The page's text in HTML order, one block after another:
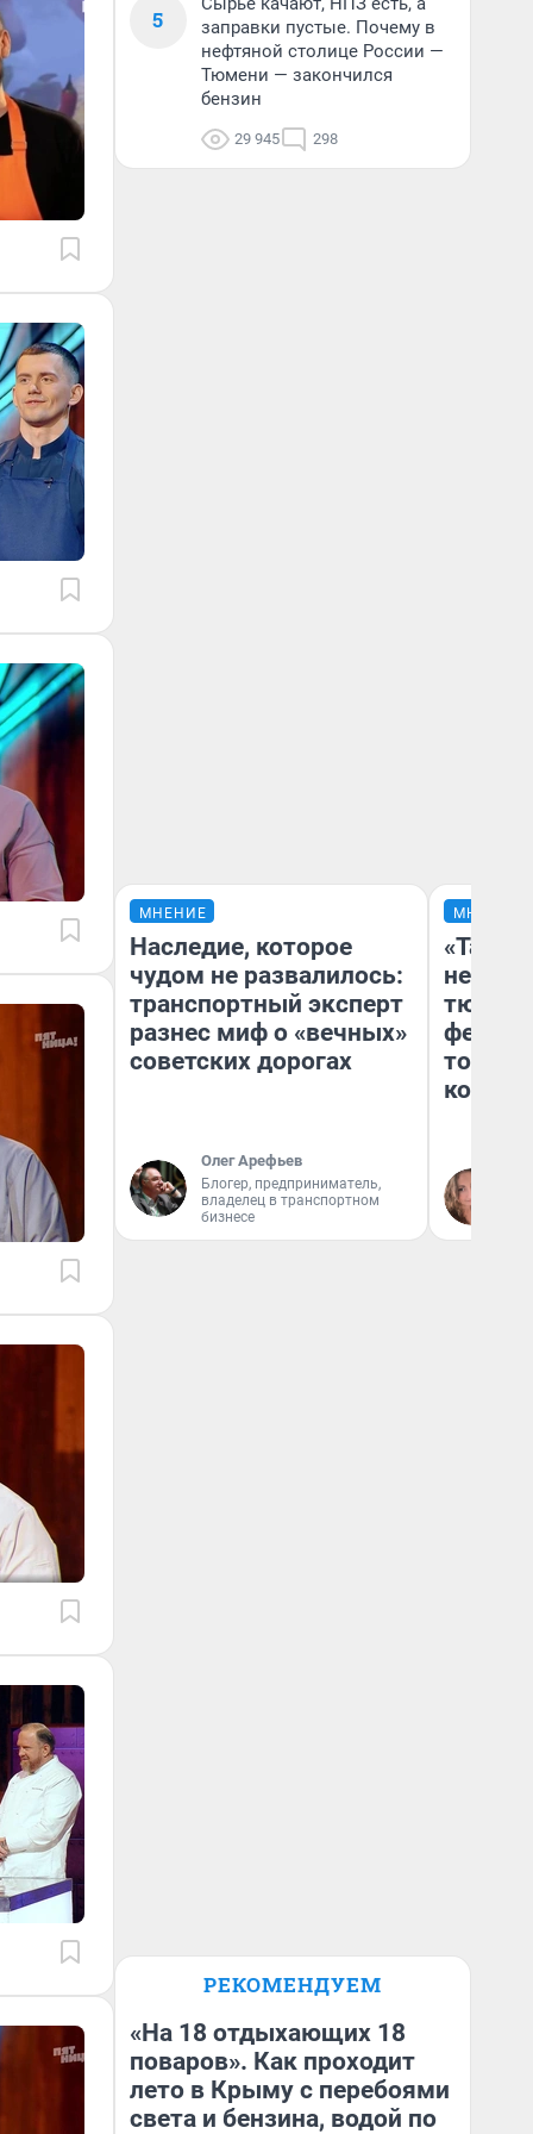
5
заправки пустые. Почему в
нефтяной столице России —
Тюмени — закончился
бензин
29 945 298
МНЕНИЕ
Наследие, которое
чудом не развалилось:
транспортный эксперт
разнес миф о «вечных»
советских дорогах
Олег Арефьев
Блогер, предприниматель,
владелец в транспортном
бизнесе
МНЕНИЕ
не
РЕКОМЕНДУЕМ
«На 18 отдыхающих 18
поваров». Как проходит
лето в Крыму с перебоями
света и бензина, водой по